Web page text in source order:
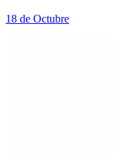
18 de Octubre